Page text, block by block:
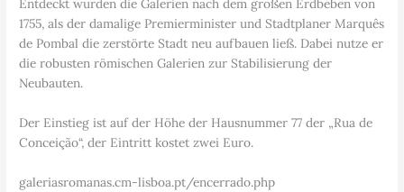
Entdeckt wurden die Galerien nach dem großen Erdbeben von
1755, als der damalige Premierminister und Stadtplaner Marquês
de Pombal die zerstörte Stadt neu aufbauen ließ. Dabei nutze er
die robusten römischen Galerien zur Stabilisierung der
Neubauten.
Der Einstieg ist auf der Höhe der Hausnummer 77 der „Rua de
Conceição“, der Eintritt kostet zwei Euro.
galeriasromanas.cm-lisboa.pt/encerrado.php